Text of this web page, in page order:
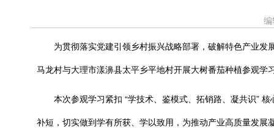
为贯彻落实党建引领乡村振兴战略部署，破解特色产业发
马龙村与大理市漾濞县太平乡平地村开展大树番茄种植参观学
本次参观学习紧扣 “学技术、鉴模式、拓销路、凝共识” 核
补短，切实做到学有所获、学以致用，为推动产业高质量发